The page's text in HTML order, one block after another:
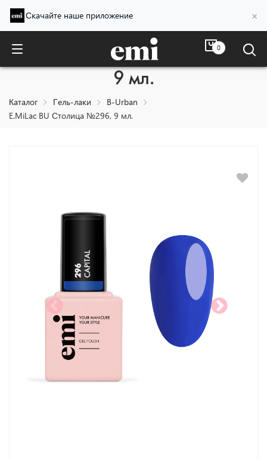
Скачайте наше приложение ×
0
E.MiLac BU Столица №296,
9 мл.
Каталог Гель-лаки
B-Urban
E.MiLac BU Столица №296, 9 мл.